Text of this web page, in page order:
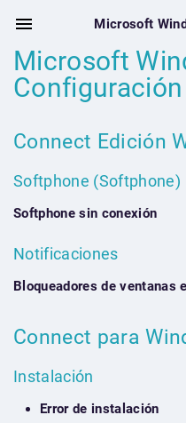
Microsoft
Microsoft
Configuración
Connect Edición
Softphone (Softphone)
Softphone sin conexión
Notificaciones
Bloqueadores de ventanas
Connect para
Instalación
Error de instalación